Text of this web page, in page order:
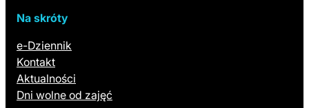
Na skróty
e-Dziennik
Kontakt
Aktualności
Dni wolne od zajęć